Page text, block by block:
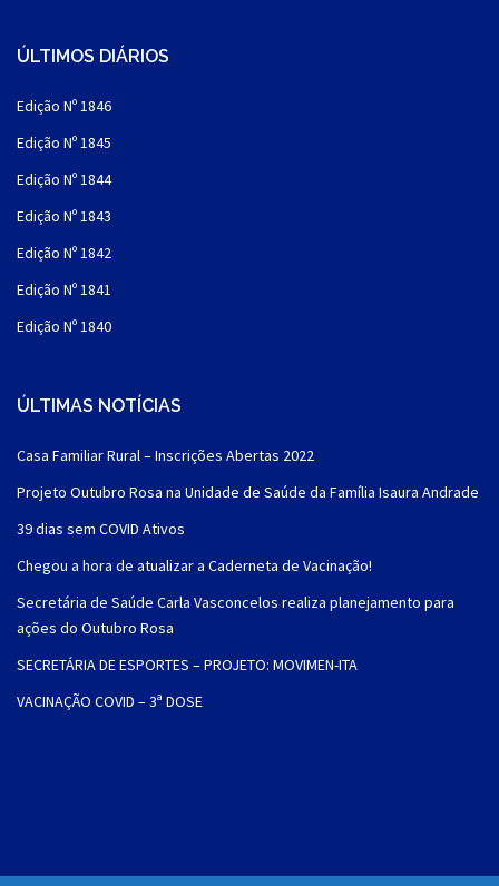
ÚLTIMOS DIÁRIOS
Edição Nº 1846
Edição Nº 1845
Edição Nº 1844
Edição Nº 1843
Edição Nº 1842
Edição Nº 1841
Edição Nº 1840
ÚLTIMAS NOTÍCIAS
Casa Familiar Rural – Inscrições Abertas 2022
Projeto Outubro Rosa na Unidade de Saúde da Família Isaura Andrade
39 dias sem COVID Ativos
Chegou a hora de atualizar a Caderneta de Vacinação!
Secretária de Saúde Carla Vasconcelos realiza planejamento para
ações do Outubro Rosa
SECRETÁRIA DE ESPORTES – PROJETO: MOVIMEN-ITA
VACINAÇÃO COVID – 3ª DOSE